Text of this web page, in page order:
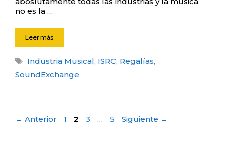
no es la …
Leer más
Etiquetas
Industria Musical, ISRC, Regalías,
SoundExchange
Post
← Anterior Página
1 Página
2 Página
3 … Página
5 Siguiente →